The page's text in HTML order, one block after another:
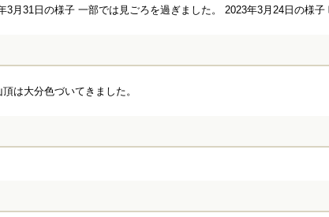
月31日の様子 一部では見ごろを過ぎました。 2023年3月24日の様
は大分色づいてきました。